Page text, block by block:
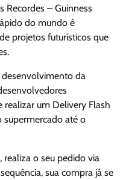
Recordes – Guinness
do mundo é
projetos futurísticos que
desenvolvimento da
realizar um Delivery Flash
supermercado até o
o seu pedido via
sua compra já se